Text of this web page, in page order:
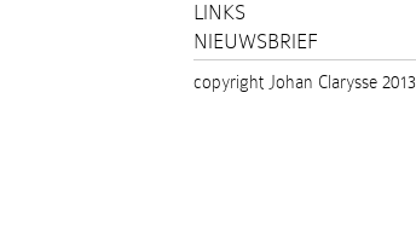
LINKS
NIEUWSBRIEF
copyright Johan Clarysse 2013